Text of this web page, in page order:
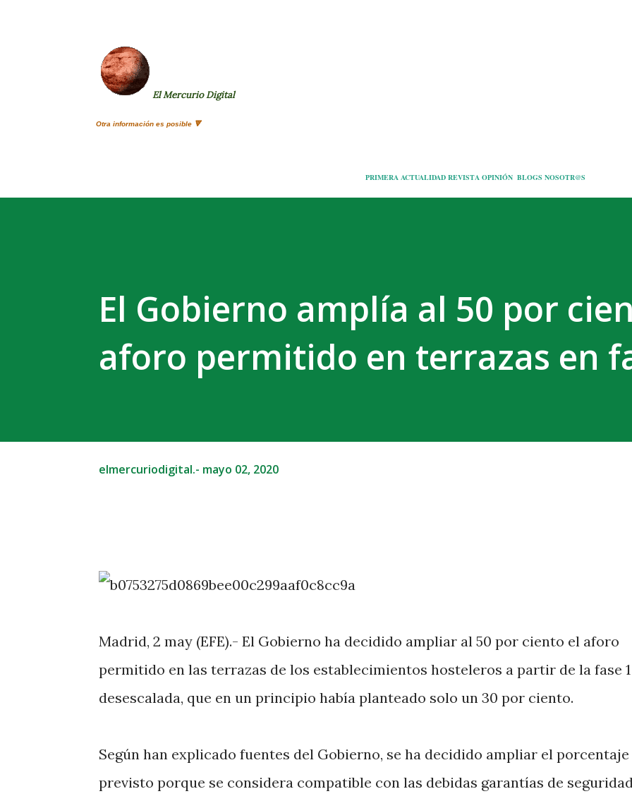
El Mercurio Digital
Otra información es posible 🔻
PRIMERA ACTUALIDAD REVISTA OPINIÓN BLOGS NOSOTR@S
El Gobierno amplía al 50 por
aforo permitido en terrazas en
elmercuriodigital.- mayo 02, 2020
Madrid, 2 may (EFE).- El Gobierno ha decidido ampliar al 50 por ciento el aforo
permitido en las terrazas de los establecimientos hosteleros a partir de la fase
desescalada, que en un principio había planteado solo un 30 por ciento.
Según han explicado fuentes del Gobierno, se ha decidido ampliar el porcentaje
previsto porque se considera compatible con las debidas garantías de